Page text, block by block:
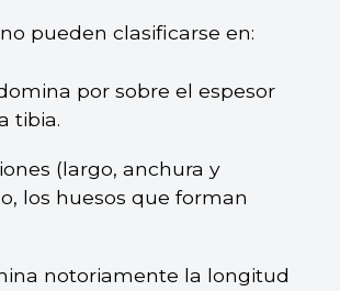
pueden clasificarse en:
por sobre el espesor
tibia.
(largo, anchura y
los huesos que forman
notoriamente la longitud